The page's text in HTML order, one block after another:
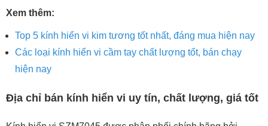
Xem thêm:
Top 5 kính hiển vi kim tương tốt nhất, đáng mua hiện nay
Các loại kính hiển vi cầm tay chất lượng tốt, bán chạy
hiện nay
Địa chỉ bán kính hiển vi uy tín, chất lượng, giá tốt